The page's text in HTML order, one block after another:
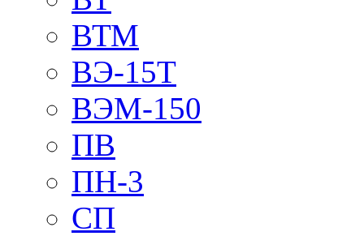
ВТМ
ВЭ-15Т
ВЭМ-150
ПВ
ПН-3
СП